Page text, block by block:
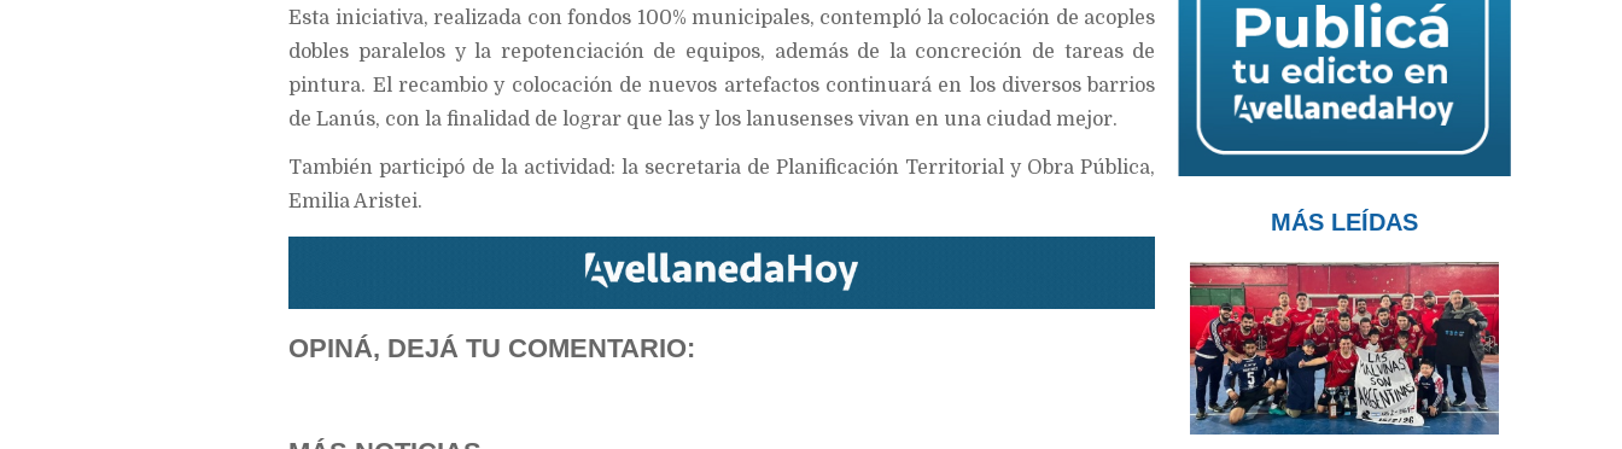
Esta iniciativa, realizada con fondos 100% municipales, contempló la colocación de acoples
dobles paralelos y la repotenciación de equipos, además de la concreción de tareas de
pintura. El recambio y colocación de nuevos artefactos continuará en los diversos barrios
de Lanús, con la finalidad de lograr que las y los lanusenses vivan en una ciudad mejor.
También participó de la actividad: la secretaria de Planificación Territorial y Obra Pública,
Emilia Aristei.
OPINÁ, DEJÁ TU COMENTARIO:
MÁS LEÍDAS